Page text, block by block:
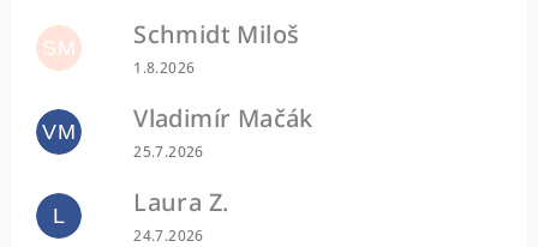
SM Schmidt Miloš
Hodnotenie obchodu je 5 z 5 hviezdičiek.
1.8.2026
VM Vladimír Mačák
Hodnotenie obchodu je 5 z 5 hviezdičiek.
25.7.2026
L Laura Z.
Hodnotenie obchodu je 5 z 5 hviezdičiek.
24.7.2026